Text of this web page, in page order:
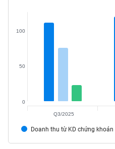
Doanh thu từ KD chứng khoán
0
50
100
Q3/2025
LIỆU
NGHIỆP